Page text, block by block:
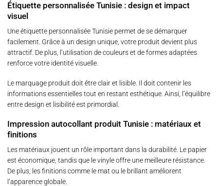
Étiquette personnalisée Tunisie : design et impact
visuel
Une étiquette personnalisée Tunisie permet de se démarquer
facilement. Grâce à un design unique, votre produit devient plus
attractif. De plus, l’utilisation de couleurs et de formes adaptées
renforce votre identité visuelle.
Le marquage produit doit être clair et lisible. Il doit contenir les
informations essentielles tout en restant esthétique. Ainsi, l’équilibre
entre design et lisibilité est primordial.
Impression autocollant produit Tunisie : matériaux et
finitions
Les matériaux jouent un rôle important dans la durabilité. Le papier
est économique, tandis que le vinyle offre une meilleure résistance.
De plus, les finitions comme le mat ou le brillant améliorent
l’apparence globale.